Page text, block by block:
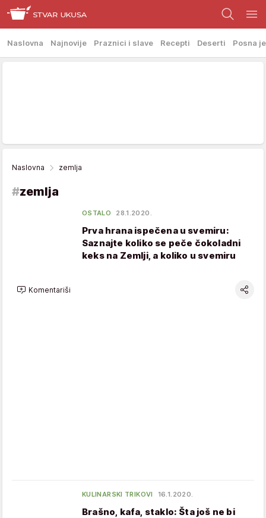
Naslovna Najnovije Praznici i slave Recepti Deserti Posna
Naslovna zemlja
#zemlja
OSTALO 28.1.2020.
Prva hrana ispečena u svemiru:
Saznajte koliko se peče čokoladni
keks na Zemlji, a koliko u svemiru
Komentariši
KULINARSKI TRIKOVI 16.1.2020.
Brašno, kafa, staklo: Šta još ne bi